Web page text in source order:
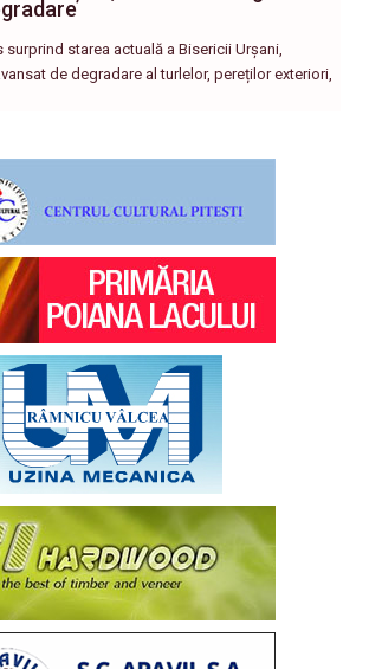
starea actuală a Bisericii Urșani,
de degradare al turlelor, pereților exteriori,